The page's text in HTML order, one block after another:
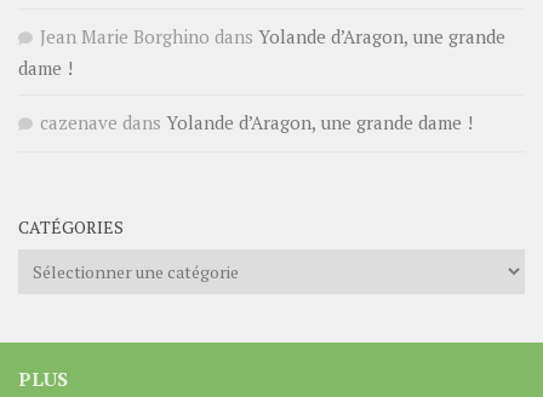
Jean Marie Borghino dans Yolande d’Aragon, une grande
dame !
cazenave dans Yolande d’Aragon, une grande dame !
CATÉGORIES
Catégories
PLUS